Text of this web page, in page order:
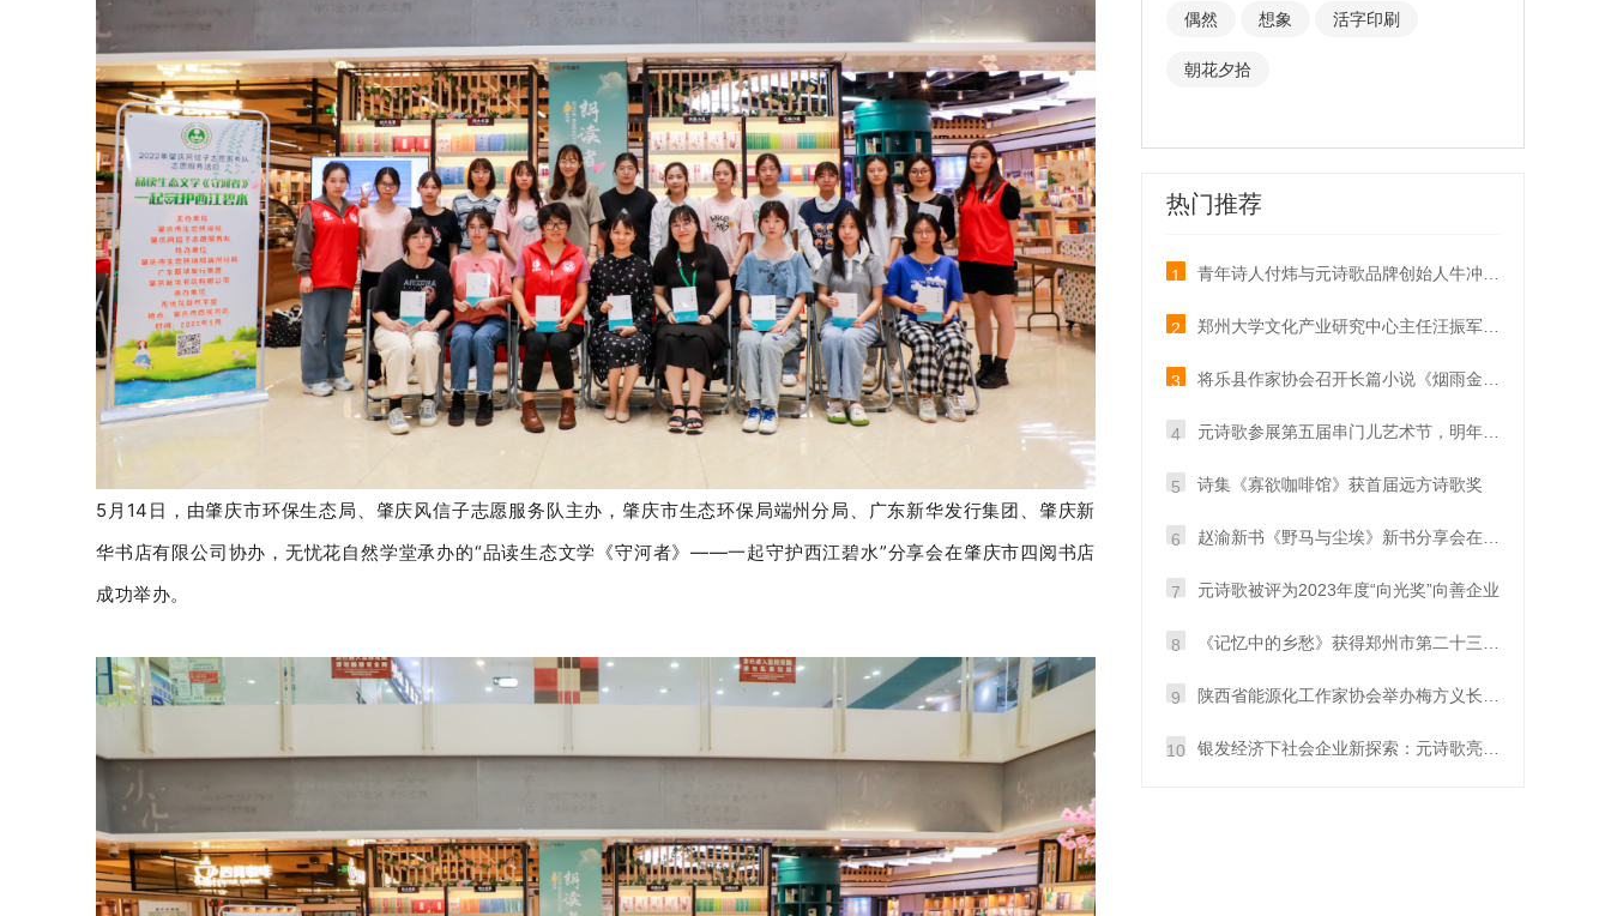
5月14日，由肇庆市环保生态局、肇庆风信子志愿服务队主办，肇庆市生态环保局端州分局、广东新华发行集团、肇庆新
华书店有限公司协办，无忧花自然学堂承办的“品读生态文学《守河者》——一起守护西江碧水”分享会在肇庆市四阅书店
成功举办。
偶然 想象 活字印刷
朝花夕拾
热门推荐
1
2
3
4
5 诗集《寡欲咖啡馆》获首届远方诗歌奖
6
7 元诗歌被评为2023年度“向光奖”向善企业
8
9
10